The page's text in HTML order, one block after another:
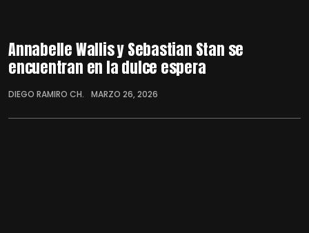
Annabelle Wallis y Sebastian Stan se
encuentran en la dulce espera
DIEGO RAMIRO CH. MARZO 26, 2026